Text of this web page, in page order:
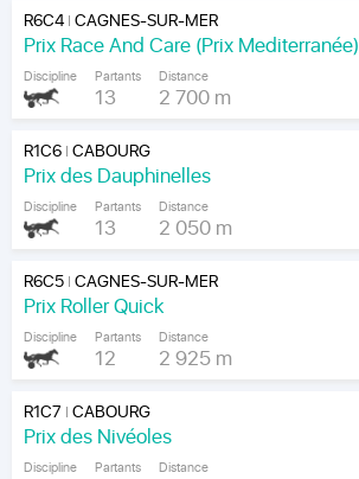
R6C4|CAGNES-SUR-MER
Prix Race And Care (Prix Mediterranée)
Discipline Partants
13
Distance
2 700 m
R1C6|CABOURG
Prix des Dauphinelles
Discipline Partants
13
Distance
2 050 m
R6C5|CAGNES-SUR-MER
Prix Roller Quick
Discipline Partants
12
Distance
2 925 m
R1C7 |CABOURG
Prix des Nivéoles
Discipline Partants Distance